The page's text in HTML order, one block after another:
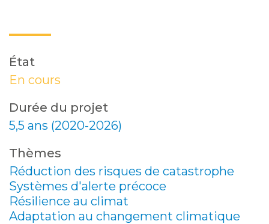
État
En cours
Durée du projet
5,5 ans (2020-2026)
Thèmes
Réduction des risques de catastrophe
Systèmes d'alerte précoce
Résilience au climat
Adaptation au changement climatique